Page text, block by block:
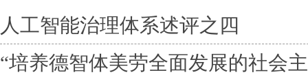
人工智能治理体系述评之四
“培养德智体美劳全面发展的社会